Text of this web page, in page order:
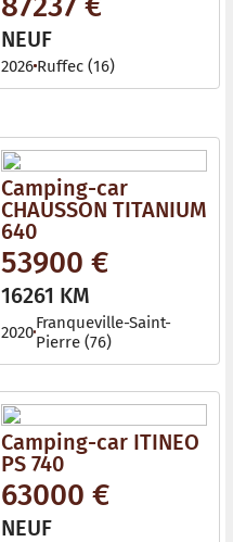
NEUF
2026 Ruffec (16)
Camping-car
CHAUSSON TITANIUM
640
53900 €
16261 KM
2020Franqueville-Saint-
Pierre (76)
Camping-car ITINEO
PS 740
63000 €
NEUF